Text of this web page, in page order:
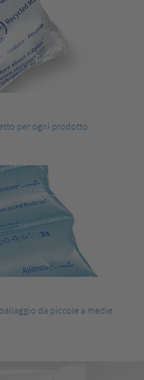
per ogni prodotto.
da piccole a medie.